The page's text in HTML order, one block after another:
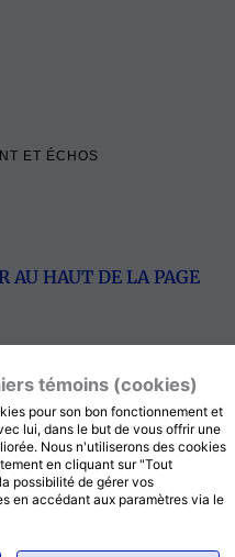
ET ÉCHOS
AU HAUT DE LA PAGE
témoins (cookies)
pour son bon fonctionnement et
lui, dans le but de vous offrir une
Nous n'utiliserons des cookies
en cliquant sur "Tout
possibilité de gérer vos
en accédant aux paramètres via le